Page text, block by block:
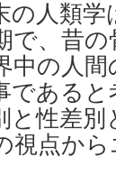
の人類
で、昔
中の人
である
と性差
視点か